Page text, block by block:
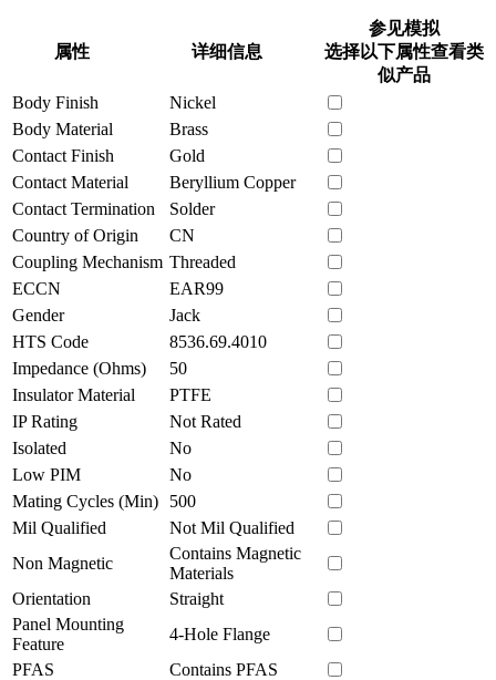
属性 详细信息
参见模拟
选择以下属性查看类
似产品
Body Finish
Nickel
Body Material
Brass
Contact Finish
Gold
Contact Material
Beryllium Copper
Contact Termination
Solder
Country of Origin
CN
Coupling Mechanism Threaded
ECCN
EAR99
Gender
Jack
HTS Code
8536.69.4010
Impedance (Ohms)
50
Insulator Material
PTFE
IP Rating
Not Rated
Isolated
No
Low PIM
No
Mating Cycles (Min)
500
Mil Qualified
Not Mil Qualified
Non Magnetic
Contains Magnetic
Materials
Orientation
Straight
Panel Mounting
Feature
4-Hole Flange
PFAS
Contains PFAS